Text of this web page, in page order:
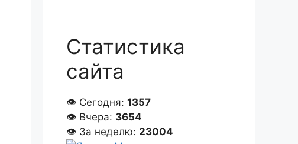
Статистика
сайта
👁 Сегодня: 1357
👁 Вчера: 3654
👁 За неделю: 23004